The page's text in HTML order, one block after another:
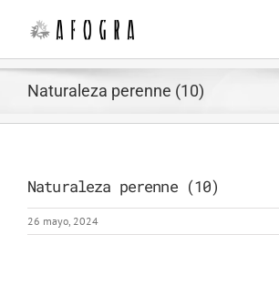
contenido
Naturaleza perenne (10)
Naturaleza perenne (10)
26 mayo, 2024